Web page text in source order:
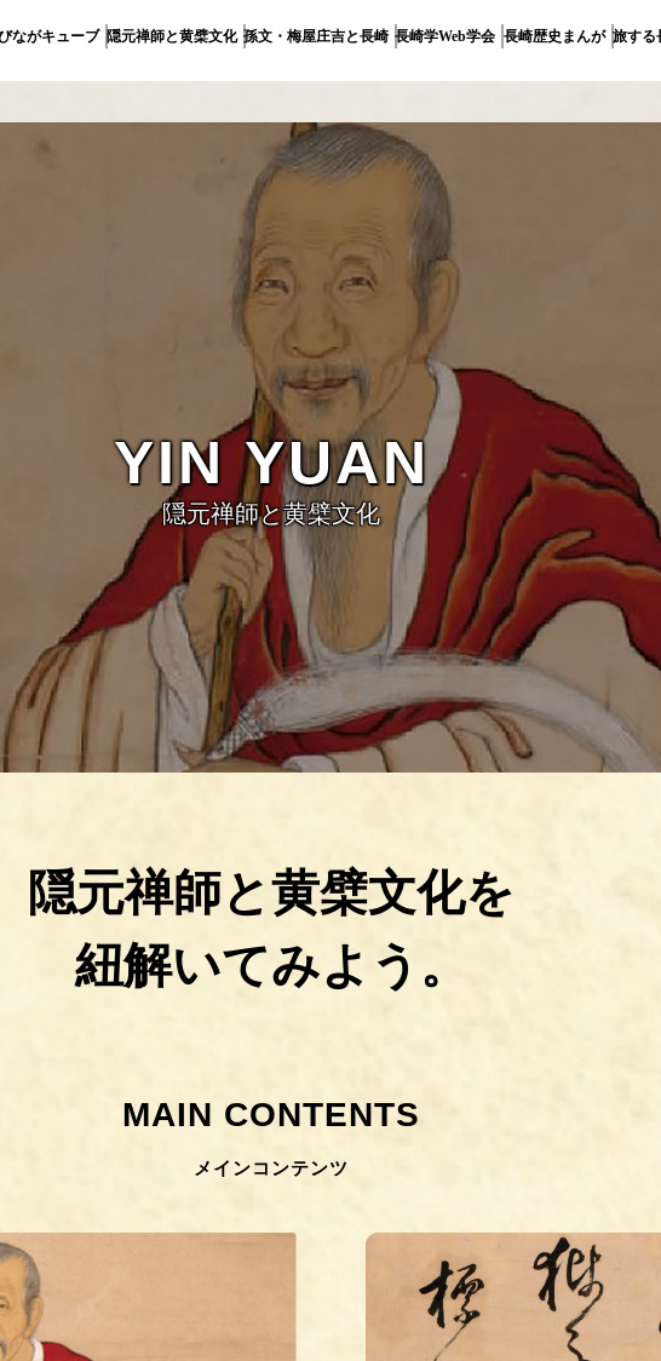
ながキューブ 隠元禅師と黄檗文化 孫文・梅屋庄吉と長崎 長崎学Web学会 長崎歴史まんが 旅する
隠元禅師と黄檗文化
隠元禅師と黄檗文化を
紐解いてみよう。
メインコンテンツ